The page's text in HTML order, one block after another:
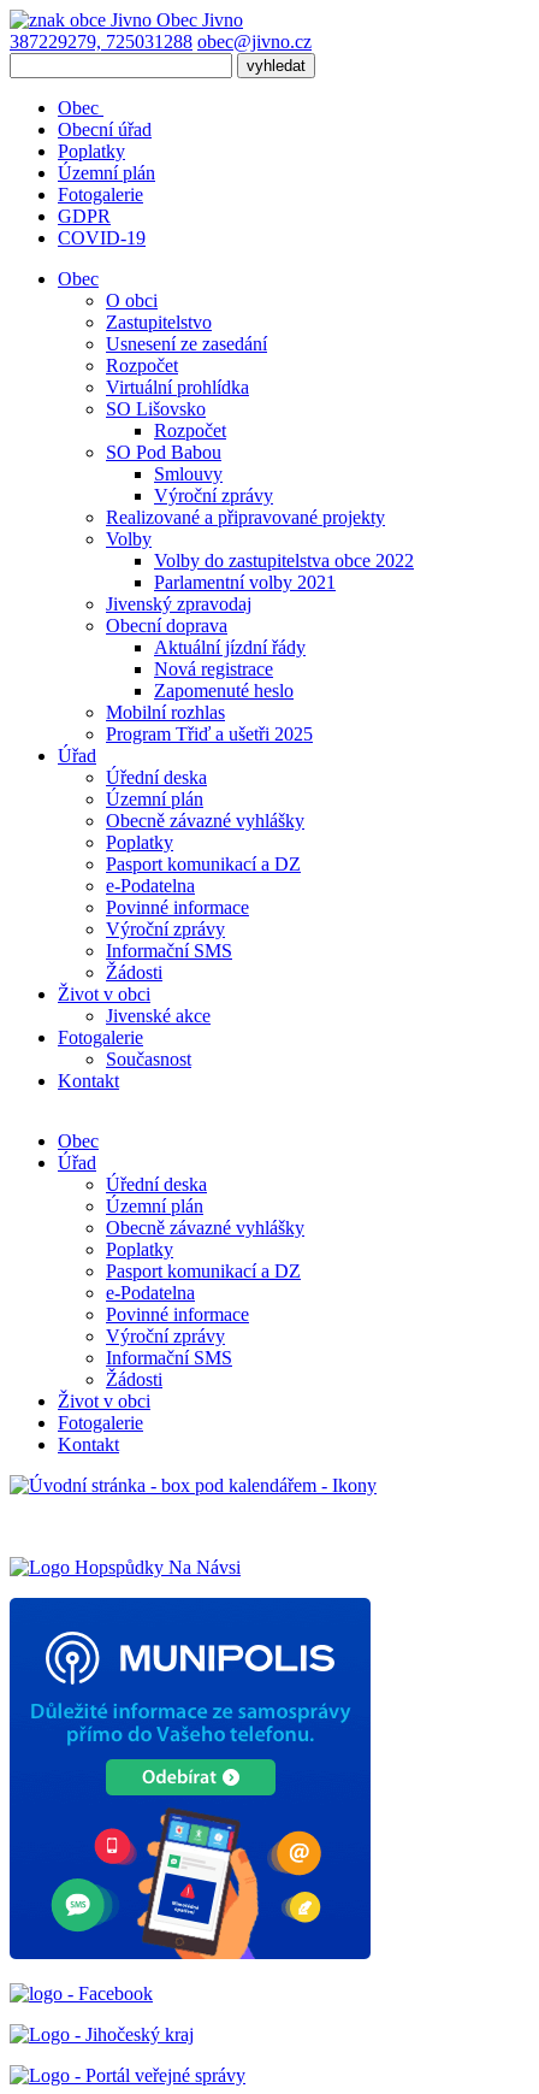
Obec Jivno
387229279, 725031288 obec@jivno.cz
Obec
Obecní úřad
Poplatky
Územní plán
Fotogalerie
GDPR
COVID-19
Obec
O obci
Zastupitelstvo
Usnesení ze zasedání
Rozpočet
Virtuální prohlídka
SO Lišovsko
Rozpočet
SO Pod Babou
Smlouvy
Výroční zprávy
Realizované a připravované projekty
Volby
Volby do zastupitelstva obce 2022
Parlamentní volby 2021
Jivenský zpravodaj
Obecní doprava
Aktuální jízdní řády
Nová registrace
Zapomenuté heslo
Mobilní rozhlas
Program Třiď a ušetři 2025
Úřad
Úřední deska
Územní plán
Obecně závazné vyhlášky
Poplatky
Pasport komunikací a DZ
e-Podatelna
Povinné informace
Výroční zprávy
Informační SMS
Žádosti
Život v obci
Jivenské akce
Fotogalerie
Současnost
Kontakt
Obec
Úřad
Úřední deska
Územní plán
Obecně závazné vyhlášky
Poplatky
Pasport komunikací a DZ
e-Podatelna
Povinné informace
Výroční zprávy
Informační SMS
Žádosti
Život v obci
Fotogalerie
Kontakt